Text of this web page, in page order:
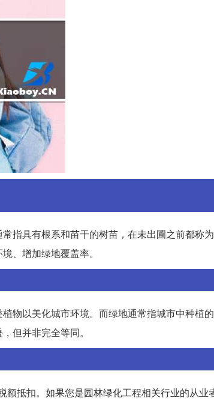
指具有根系和苗干的树苗，在未出圃之前都称
、增加绿地覆盖率。
物以美化城市环境。而绿地通常指城市中种植
但并非完全等同。
抵扣。如果您是园林绿化工程相关行业的从业